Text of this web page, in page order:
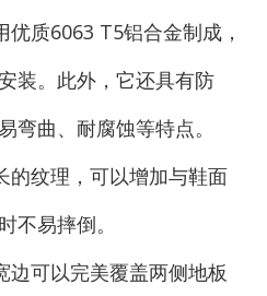
质6063 T5铝合金制成，
装。此外，它还具有防
弯曲、耐腐蚀等特点。
的纹理，可以增加与鞋面
不易摔倒。
边可以完美覆盖两侧地板